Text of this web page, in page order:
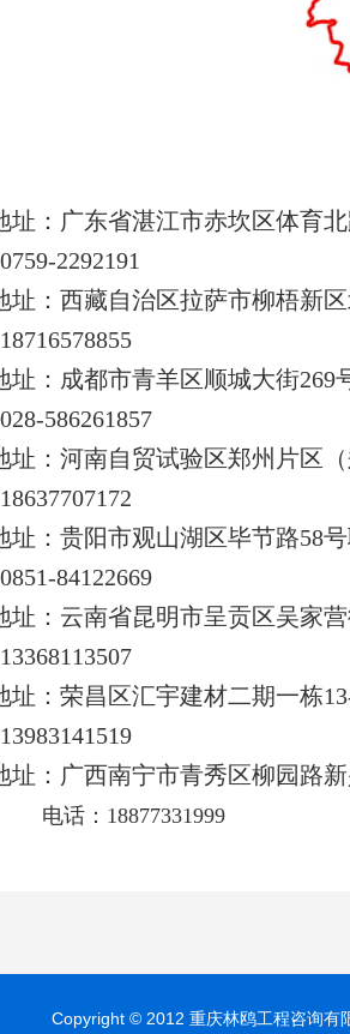
址：广东省湛江市赤坎区体育
2292191
：西藏自治区拉萨市柳梧新
址：成都市青羊区顺城大街269
586261857
：河南自贸试验区郑州片区
：贵阳市观山湖区毕节路58
84122669
：云南省昆明市呈贡区吴家
：荣昌区汇宇建材二期一栋
：广西南宁市青秀区柳园路新
电话：18877331999
Copyright © 2012 重庆林鸥工程咨询有